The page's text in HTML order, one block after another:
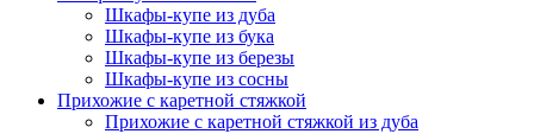
Шкафы-купе из дуба
Шкафы-купе из бука
Шкафы-купе из березы
Шкафы-купе из сосны
Прихожие с каретной стяжкой
Прихожие с каретной стяжкой из дуба